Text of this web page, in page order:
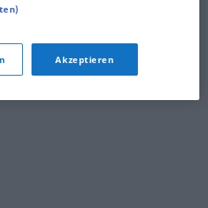
Akzeptieren